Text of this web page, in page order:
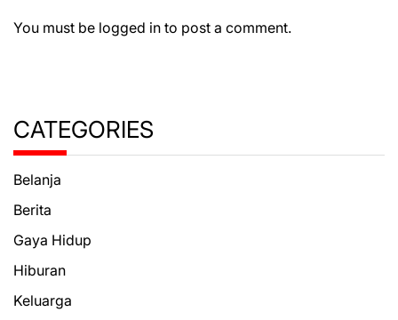
You must be logged in to post a comment.
CATEGORIES
Belanja
Berita
Gaya Hidup
Hiburan
Keluarga